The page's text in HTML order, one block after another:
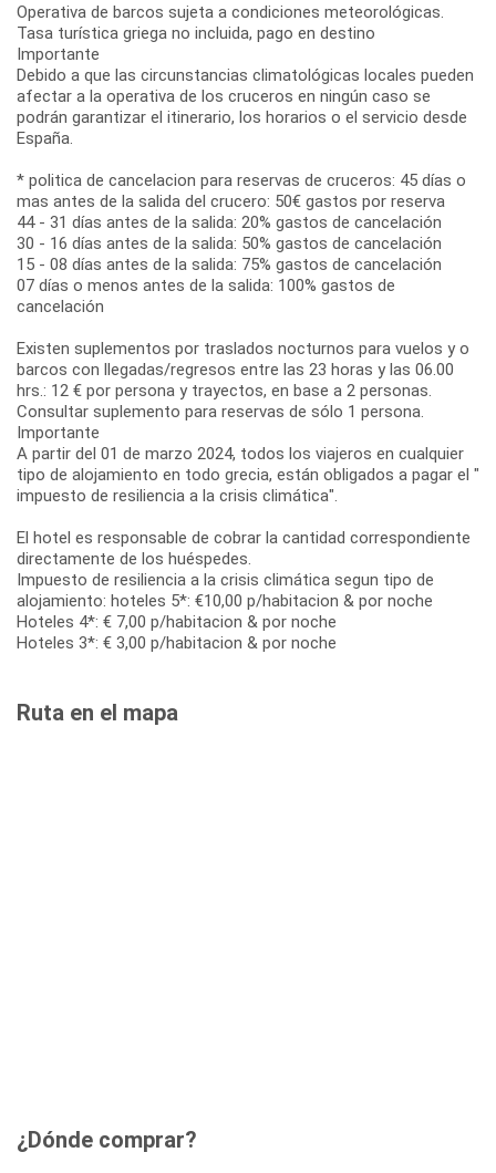
Operativa de barcos sujeta a condiciones meteorológicas.
Tasa turística griega no incluida, pago en destino
Importante
Debido a que las circunstancias climatológicas locales pueden
afectar a la operativa de los cruceros en ningún caso se
podrán garantizar el itinerario, los horarios o el servicio desde
España.
* politica de cancelacion para reservas de cruceros: 45 días o
mas antes de la salida del crucero: 50€ gastos por reserva
44 - 31 días antes de la salida: 20% gastos de cancelación
30 - 16 días antes de la salida: 50% gastos de cancelación
15 - 08 días antes de la salida: 75% gastos de cancelación
07 días o menos antes de la salida: 100% gastos de
cancelación
Existen suplementos por traslados nocturnos para vuelos y o
barcos con llegadas/regresos entre las 23 horas y las 06.00
hrs.: 12 € por persona y trayectos, en base a 2 personas.
Consultar suplemento para reservas de sólo 1 persona.
Importante
A partir del 01 de marzo 2024, todos los viajeros en cualquier
tipo de alojamiento en todo grecia, están obligados a pagar el "
impuesto de resiliencia a la crisis climática".
El hotel es responsable de cobrar la cantidad correspondiente
directamente de los huéspedes.
Impuesto de resiliencia a la crisis climática segun tipo de
alojamiento: hoteles 5*: €10,00 p/habitacion & por noche
Hoteles 4*: € 7,00 p/habitacion & por noche
Hoteles 3*: € 3,00 p/habitacion & por noche
Ruta en el mapa
¿Dónde comprar?